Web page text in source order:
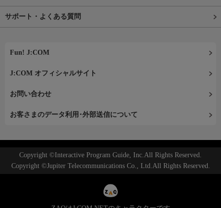
サポート・よくある質問
Fun! J:COM
J:COM オフィシャルサイト
お問い合わせ
お客さまのデータ利用･外部送信について
Copyright ©Interactive Program Guide, Inc.All Rights Reserved.
Copyright ©Jupiter Telecommunications Co., Ltd.All Rights Reserved.